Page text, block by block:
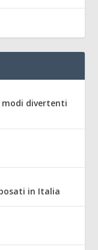
divertenti
in Italia